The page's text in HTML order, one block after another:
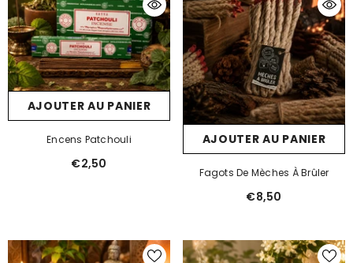
AJOUTER AU PANIER
Encens Patchouli
€2,50
AJOUTER AU PANIER
Fagots De Mèches À Brûler
€8,50